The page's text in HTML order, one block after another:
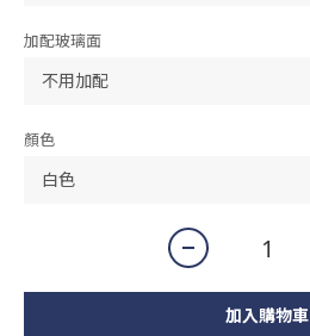
加配玻璃面
顏色
加入購物車